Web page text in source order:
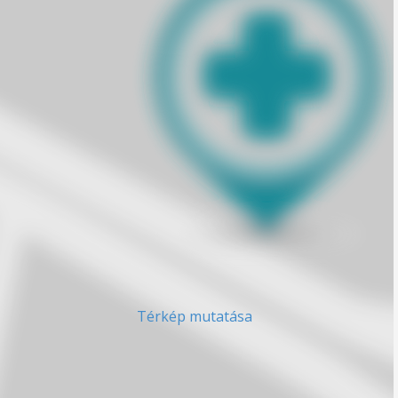
Térkép mutatása